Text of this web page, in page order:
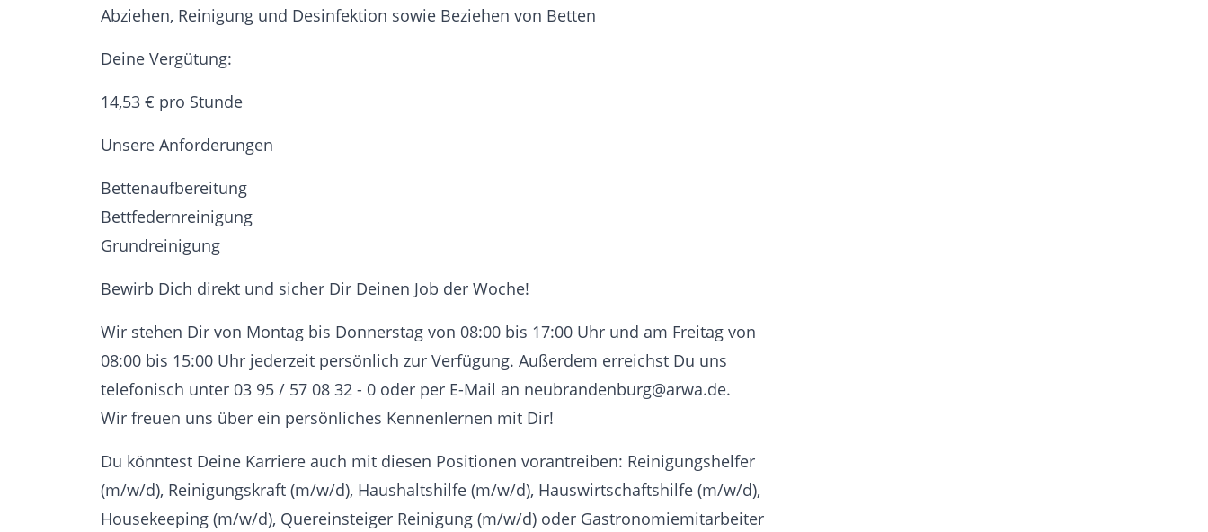
Abziehen, Reinigung und Desinfektion sowie Beziehen von Betten
Deine Vergütung:
14,53 € pro Stunde
Unsere Anforderungen
Bettenaufbereitung
Bettfedernreinigung
Grundreinigung
Bewirb Dich direkt und sicher Dir Deinen Job der Woche!
Wir stehen Dir von Montag bis Donnerstag von 08:00 bis 17:00 Uhr und am Freitag von
08:00 bis 15:00 Uhr jederzeit persönlich zur Verfügung. Außerdem erreichst Du uns
telefonisch unter 03 95 / 57 08 32 - 0 oder per E-Mail an neubrandenburg@arwa.de.
Wir freuen uns über ein persönliches Kennenlernen mit Dir!
Du könntest Deine Karriere auch mit diesen Positionen vorantreiben: Reinigungshelfer
(m/w/d), Reinigungskraft (m/w/d), Haushaltshilfe (m/w/d), Hauswirtschaftshilfe (m/w/d),
Housekeeping (m/w/d), Quereinsteiger Reinigung (m/w/d) oder Gastronomiemitarbeiter